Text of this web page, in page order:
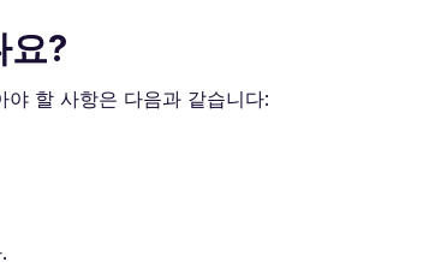
요?
할 사항은 다음과 같습니다: